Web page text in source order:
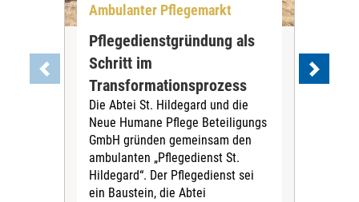
Ambulanter Pflegemarkt
Pflegedienstgründung als
Schritt im
Transformationsprozess
Die Abtei St. Hildegard und die
Neue Humane Pflege Beteiligungs
GmbH gründen gemeinsam den
ambulanten „Pflegedienst St.
Hildegard“. Der Pflegedienst sei
ein Baustein, die Abtei